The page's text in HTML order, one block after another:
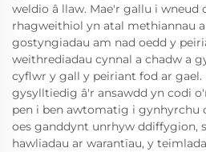
weldio â llaw. Mae'r gallu i wneud
rhagweithiol yn atal methiannau
gostyngiadau am nad oedd y
weithrediadau cynnal a chadw a
cyflwr y gall y peiriant fod ar gael.
gysylltiedig â'r ansawdd yn codi
pen i ben awtomatig i gynhyrchu
oes ganddynt unrhyw ddiffygion,
hawliadau ar warantïau, y